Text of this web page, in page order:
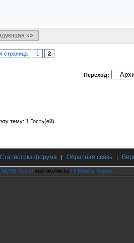
»»
страница 1 2
Переход:
тему: 1 Гость(ей)
Статистика форума | Обратная связь |
MyBB Group and rewrite by Hi Fidelity Forum